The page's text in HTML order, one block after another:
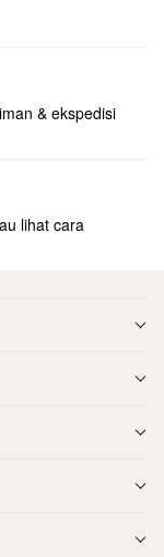
& ekspedisi
lihat cara